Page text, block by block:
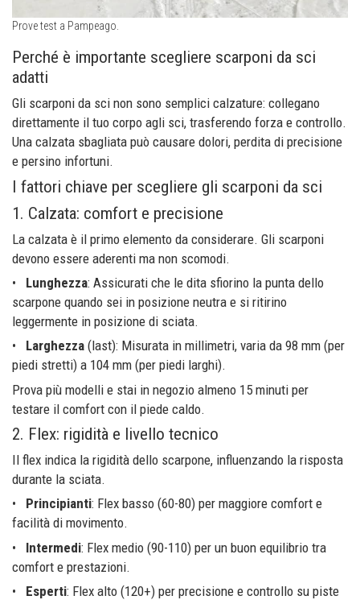
Prove test a Pampeago.
Perché è importante scegliere scarponi da sci
adatti
Gli scarponi da sci non sono semplici calzature: collegano
direttamente il tuo corpo agli sci, trasferendo forza e controllo.
Una calzata sbagliata può causare dolori, perdita di precisione
e persino infortuni.
I fattori chiave per scegliere gli scarponi da sci
1. Calzata: comfort e precisione
La calzata è il primo elemento da considerare. Gli scarponi
devono essere aderenti ma non scomodi.
• Lunghezza: Assicurati che le dita sfiorino la punta dello
scarpone quando sei in posizione neutra e si ritirino
leggermente in posizione di sciata.
•
Larghezza (last): Misurata in millimetri, varia da 98 mm (per
piedi stretti) a 104 mm (per piedi larghi).
Prova più modelli e stai in negozio almeno 15 minuti per
testare il comfort con il piede caldo.
2. Flex: rigidità e livello tecnico
Il flex indica la rigidità dello scarpone, influenzando la risposta
durante la sciata.
• Principianti: Flex basso (60-80) per maggiore comfort e
facilità di movimento.
• Intermedi: Flex medio (90-110) per un buon equilibrio tra
comfort e prestazioni.
•
Esperti: Flex alto (120+) per precisione e controllo su piste